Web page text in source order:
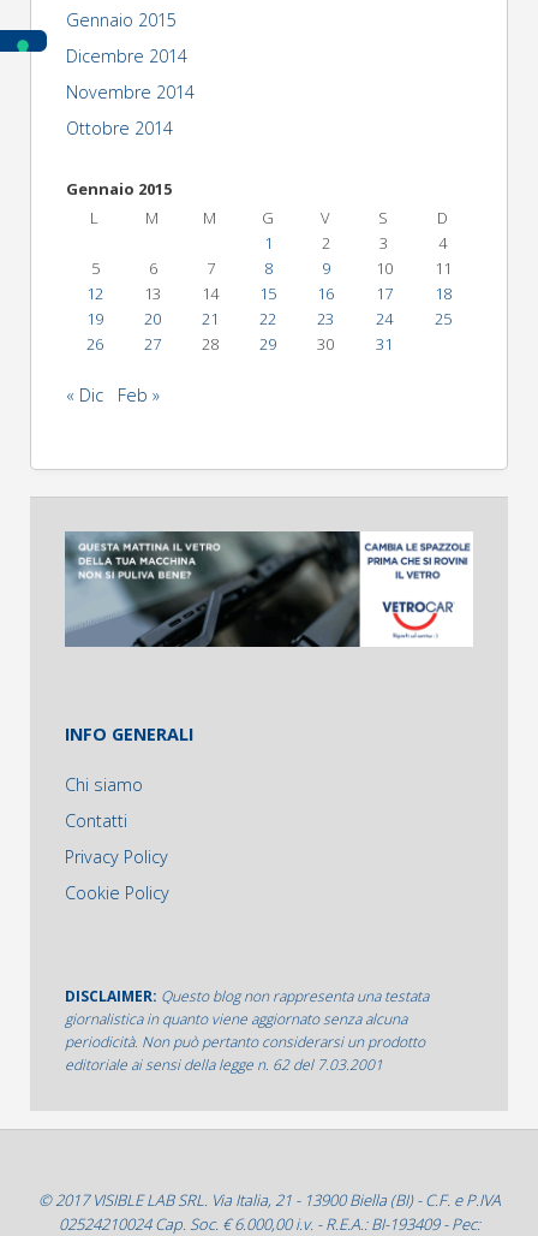
Gennaio 2015
Dicembre 2014
Novembre 2014
Ottobre 2014
Gennaio 2015
L
M M G V S
D
1
2 3
4
5
6 7 8 9 10
11
12
13 14 15 16 17
18
19
20 21 22 23 24
25
26
27 28 29 30 31
« Dic Feb »
INFO GENERALI
Chi siamo
Contatti
Privacy Policy
Cookie Policy
DISCLAIMER: Questo blog non rappresenta una testata
giornalistica in quanto viene aggiornato senza alcuna
periodicità. Non può pertanto considerarsi un prodotto
editoriale ai sensi della legge n. 62 del 7.03.2001
© 2017 VISIBLE LAB SRL. Via Italia, 21 - 13900 Biella (BI) - C.F. e P.IVA
02524210024 Cap. Soc. € 6.000,00 i.v. - R.E.A.: BI-193409 - Pec: